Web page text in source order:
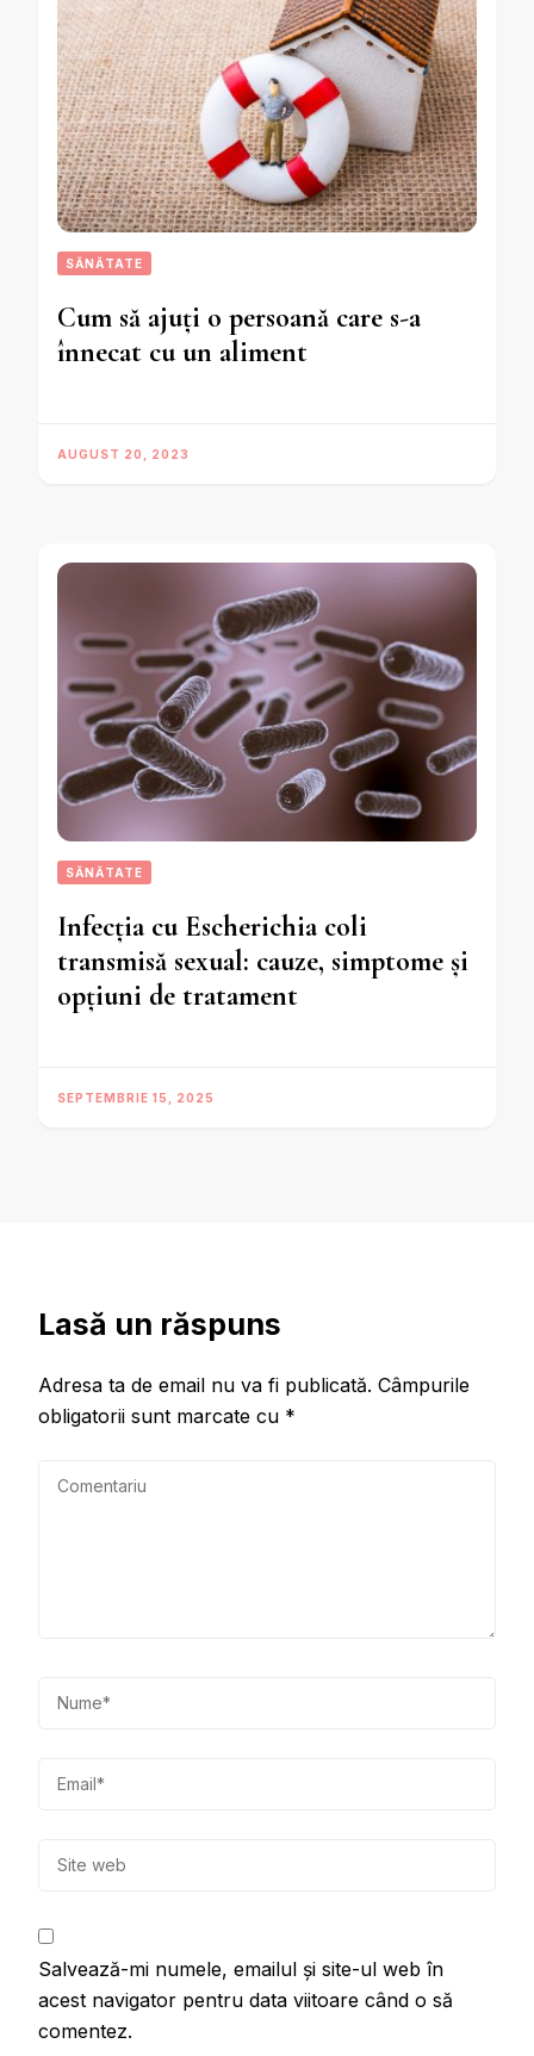
SĂNĂTATE
Cum să ajuți o persoană care s-a
înnecat cu un aliment
AUGUST 20, 2023
SĂNĂTATE
Infecția cu Escherichia coli
transmisă sexual: cauze, simptome și
opțiuni de tratament
SEPTEMBRIE 15, 2025
Lasă un răspuns
Adresa ta de email nu va fi publicată. Câmpurile
obligatorii sunt marcate cu *
Salvează-mi numele, emailul și site-ul web în
acest navigator pentru data viitoare când o să
comentez.